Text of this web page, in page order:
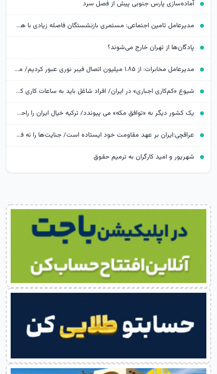
آماده‌سازی پارس جنوبی پیش از فصل سرد
مدیرعامل تامین اجتماعی: مستمری بازنشستگان فاصله زیادی با هزینه‌های آنها دارد
پادگان‌ها از تهران خارج می‌شوند؟
مدیرعامل مخابرات: از ۱.۸۵ میلیون اتصال فیبر نوری عبور کردیم/ مخابرات «معدن طلایی» است که ظرفیت‌های آن در حال استخراج است
شیوع «کم‌کاری اجباری» در ایران/ افراد شاغل باید به ساعات کاری کمتر و دستمزد کمتر رضایت دهند
یک کشور دیگر به «توافق مکه» می پیوندد/ ترکیه خیال ایران را راحت کرد
عراقچی:ایران بر عهد مقاومت خود ایستاده است/ جنایت‌ها را نه فراموش می‌کنیم نه می‌بخشیم
شهریور و امید کارگران به ترمیم حقوق